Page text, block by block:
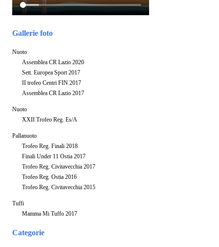
Gallerie foto
Nuoto
Assemblea CR Lazio 2020
Sett. Europea Sport 2017
II trofeo Centri FIN 2017
Assemblea CR Lazio 2017
Nuoto
XXII Trofeo Reg. Es/A
Pallanuoto
Trofeo Reg. Finali 2018
Finali Under 11 Ostia 2017
Trofeo Reg. Civitavecchia 2017
Trofeo Reg. Ostia 2016
Trofeo Reg. Civitavecchia 2015
Tuffi
Mamma Mi Tuffo 2017
Categorie